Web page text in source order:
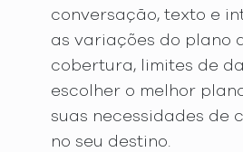
conversação, texto e
as variações do plano
cobertura, limites de
escolher o melhor
suas necessidades de
no seu destino.